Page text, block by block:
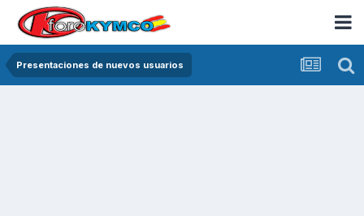
Presentaciones de nuevos usuarios